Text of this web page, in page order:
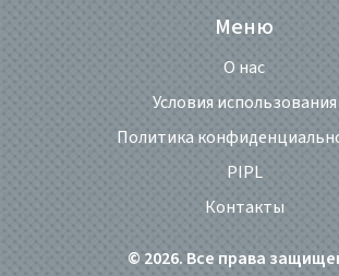
Меню
О нас
Условия использования
Политика
PIPL
Контакты
© 2026. Все права